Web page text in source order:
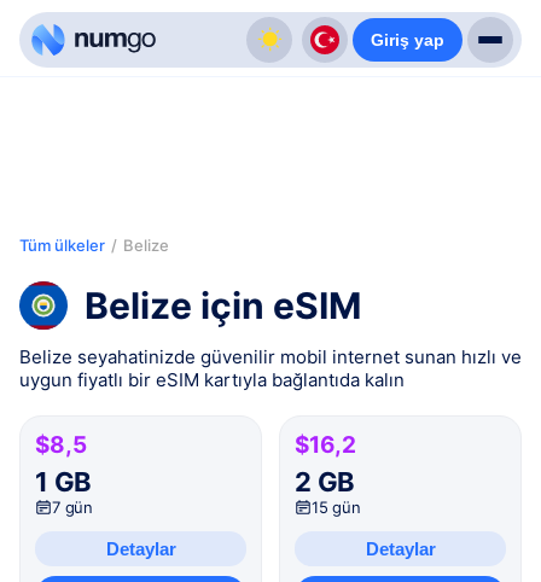
Giriş yap
Tüm ülkeler / Belize
Belize için eSIM
Belize seyahatinizde güvenilir mobil internet sunan hızlı ve
uygun fiyatlı bir eSIM kartıyla bağlantıda kalın
$8,5
1 GB
7 gün
Detaylar
$16,2
2 GB
15 gün
Detaylar